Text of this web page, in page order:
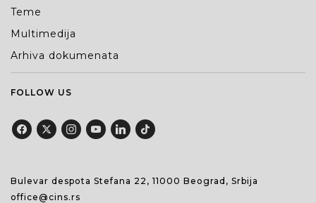
Teme
Multimedija
Arhiva dokumenata
FOLLOW US
Bulevar despota Stefana 22, 11000 Beograd, Srbija
office@cins.rs